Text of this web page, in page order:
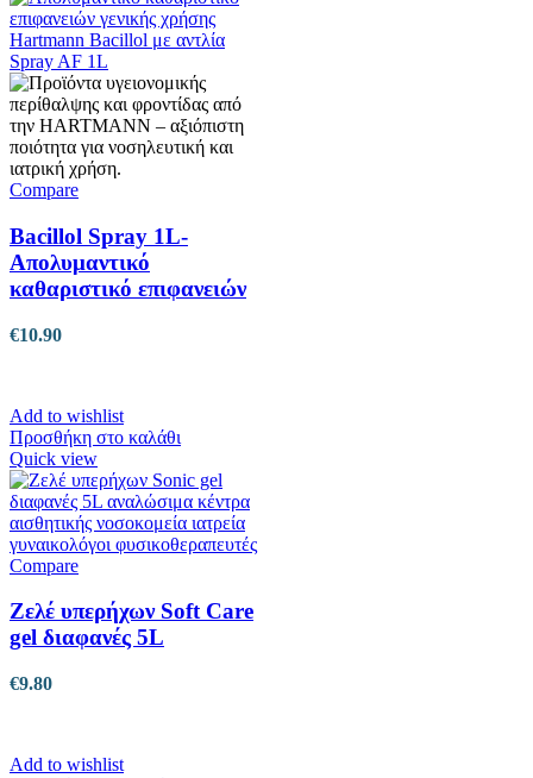
Compare
Bacillol Spray 1L-
Απολυμαντικό
καθαριστικό επιφανειών
€10.90
Add to wishlist
Προσθήκη στο καλάθι
Quick view
Compare
Ζελέ υπερήχων Soft Care
gel διαφανές 5L
€9.80
Add to wishlist